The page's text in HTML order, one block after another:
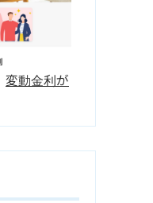
変動金利が